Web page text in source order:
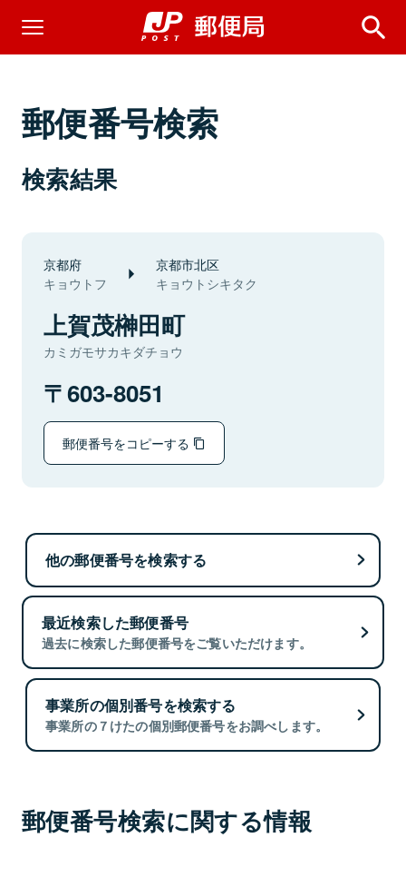
郵便番号検索
検索結果
京都府
キョウトフ
京都市北区
キョウトシキタク
上賀茂榊田町
カミガモサカキダチョウ
603-8051
郵便番号をコピーする
他の郵便番号を検索する
最近検索した郵便番号
過去に検索した郵便番号をご覧いただけます。
事業所の個別番号を検索する
事業所の７けたの個別郵便番号をお調べします。
郵便番号検索に関する情報